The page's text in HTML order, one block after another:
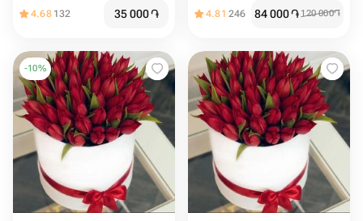
4.68 132 35 000֏ 4.81 246 84 000֏ 120 000֏
-10%